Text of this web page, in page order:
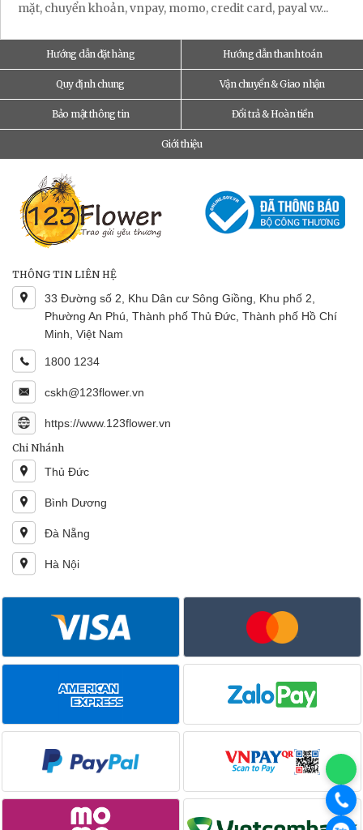
mặt, chuyển khoản, vnpay, momo, credit card, payal v.v...
Hướng dẫn đặt hàng Hướng dẫn thanh toán
Quy định chung Vận chuyển & Giao nhận
Bảo mật thông tin Đổi trả & Hoàn tiền
Giới thiệu
THÔNG TIN LIÊN HỆ
33 Đường số 2, Khu Dân cư Sông Giồng, Khu phố 2,
Phường An Phú, Thành phố Thủ Đức, Thành phố Hồ Chí
Minh, Việt Nam
1800 1234
cskh@123flower.vn
https://www.123flower.vn
Chi Nhánh
Thủ Đức
Bình Dương
Đà Nẵng
Hà Nội